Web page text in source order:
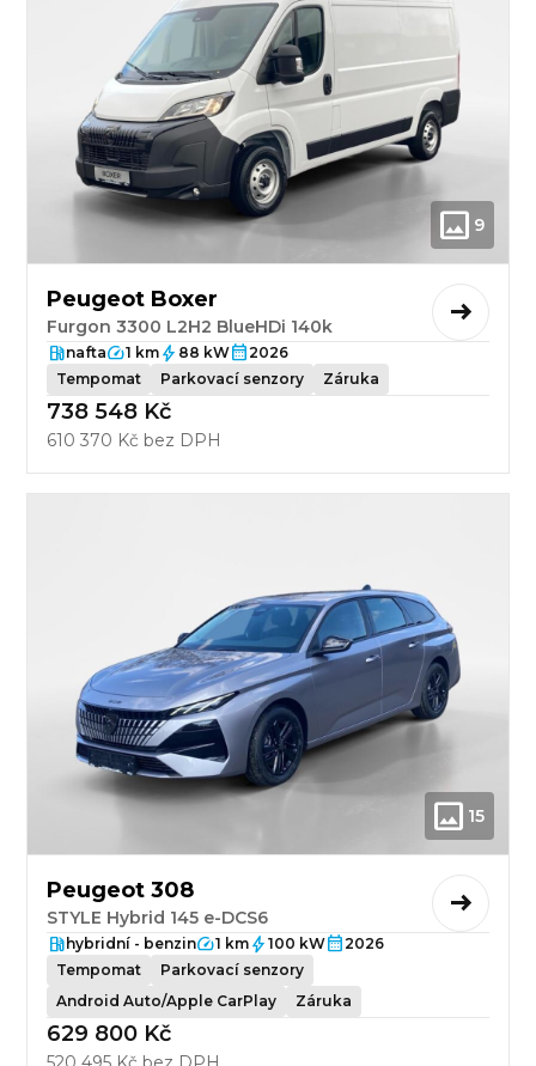
9
Peugeot Boxer
Furgon 3300 L2H2 BlueHDi 140k
nafta 1 km 88 kW
2026
Tempomat
Parkovací senzory Záruka
738 548 Kč
610 370 Kč bez DPH
15
Peugeot 308
STYLE Hybrid 145 e-DCS6
hybridní - benzin 1 km 100 kW
2026
Tempomat
Parkovací senzory
Android Auto/Apple CarPlay
Záruka
629 800 Kč